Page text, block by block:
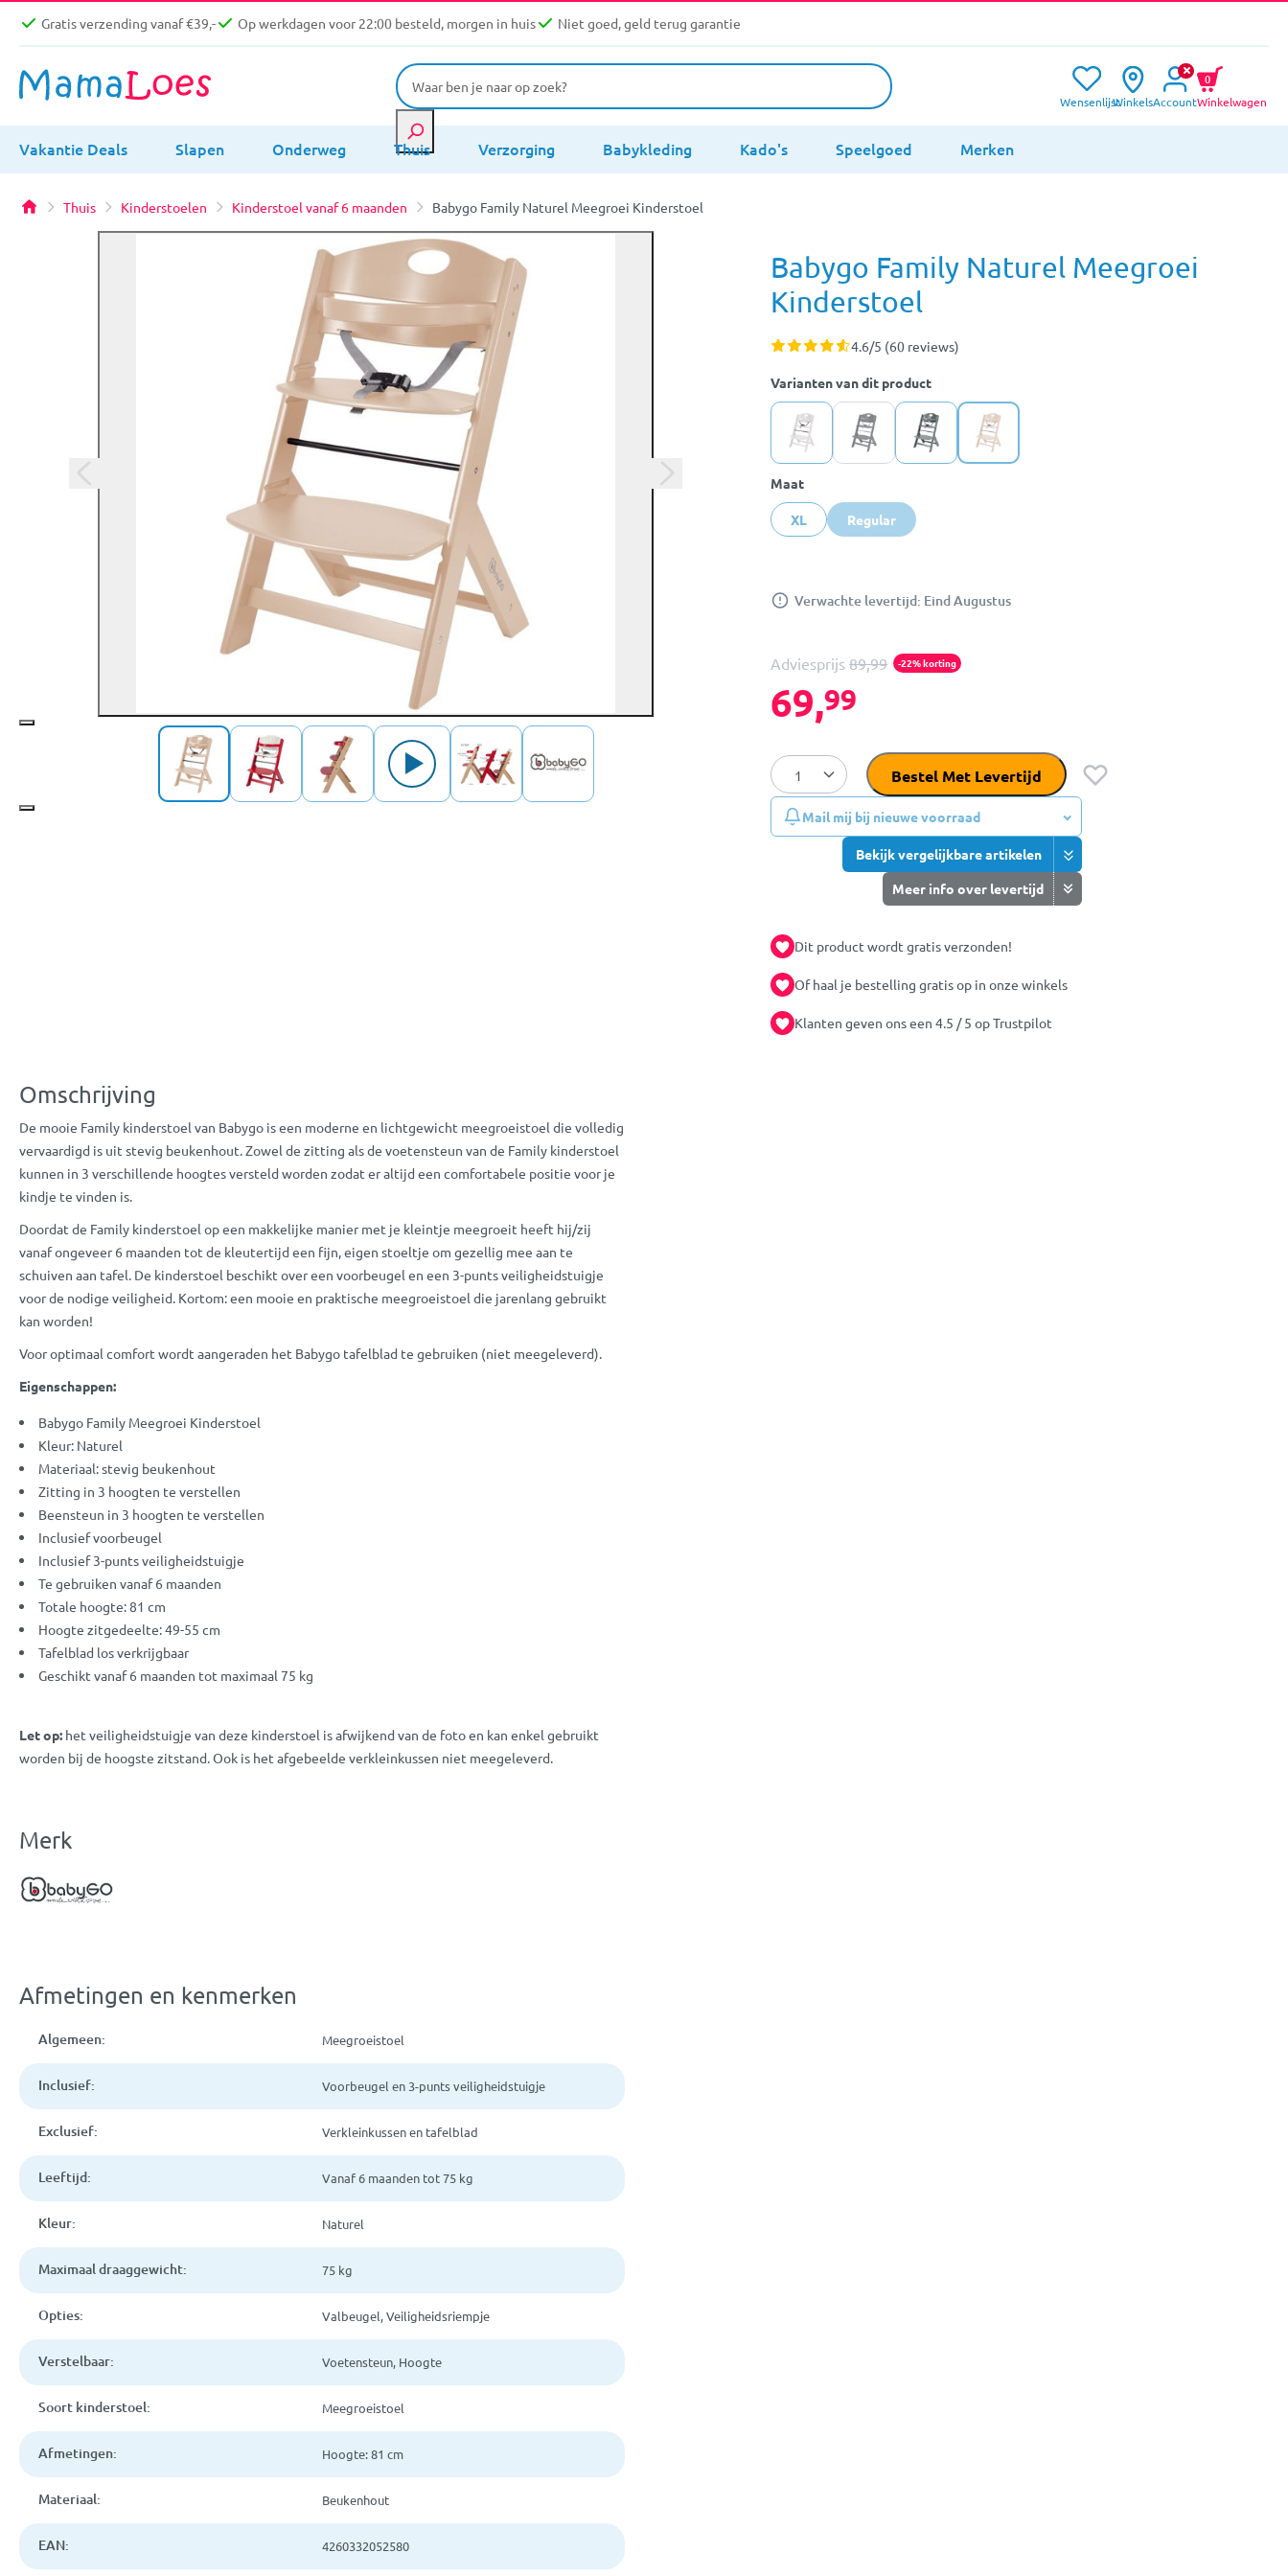
Gratis verzending vanaf €39,- Op werkdagen voor 22:00 besteld, morgen in huis Niet goed, geld terug garantie
WensenlijstWinkelsAccountWinkelwagen
0
Vakantie Deals Slapen Onderweg Thuis Verzorging Babykleding Kado's Speelgoed Merken
Thuis Kinderstoelen Kinderstoel vanaf 6 maanden Babygo Family Naturel Meegroei Kinderstoel
Babygo Family Naturel Meegroei
Kinderstoel
4.6/5 (60 reviews)
Varianten van dit product
Maat
XL Regular
Verwachte levertijd: Eind Augustus
Adviesprijs 89,99 -22% korting
69,99
Bestel Met Levertijd
Mail mij bij nieuwe voorraad
Bekijk vergelijkbare artikelen
Meer info over levertijd
Dit product wordt gratis verzonden!
Of haal je bestelling gratis op in onze winkels
Klanten geven ons een 4.5 / 5 op Trustpilot
Omschrijving
De mooie Family kinderstoel van Babygo is een moderne en lichtgewicht meegroeistoel die volledig
vervaardigd is uit stevig beukenhout. Zowel de zitting als de voetensteun van de Family kinderstoel
kunnen in 3 verschillende hoogtes versteld worden zodat er altijd een comfortabele positie voor je
kindje te vinden is.
Doordat de Family kinderstoel op een makkelijke manier met je kleintje meegroeit heeft hij/zij
vanaf ongeveer 6 maanden tot de kleutertijd een fijn, eigen stoeltje om gezellig mee aan te
schuiven aan tafel. De kinderstoel beschikt over een voorbeugel en een 3-punts veiligheidstuigje
voor de nodige veiligheid. Kortom: een mooie en praktische meegroeistoel die jarenlang gebruikt
kan worden!
Voor optimaal comfort wordt aangeraden het Babygo tafelblad te gebruiken (niet meegeleverd).
Eigenschappen:
Babygo Family Meegroei Kinderstoel
Kleur: Naturel
Materiaal: stevig beukenhout
Zitting in 3 hoogten te verstellen
Beensteun in 3 hoogten te verstellen
Inclusief voorbeugel
Inclusief 3-punts veiligheidstuigje
Te gebruiken vanaf 6 maanden
Totale hoogte: 81 cm
Hoogte zitgedeelte: 49-55 cm
Tafelblad los verkrijgbaar
Geschikt vanaf 6 maanden tot maximaal 75 kg
Let op: het veiligheidstuigje van deze kinderstoel is afwijkend van de foto en kan enkel gebruikt
worden bij de hoogste zitstand. Ook is het afgebeelde verkleinkussen niet meegeleverd.
Merk
Afmetingen en kenmerken
Algemeen: Meegroeistoel
Inclusief: Voorbeugel en 3-punts veiligheidstuigje
Exclusief: Verkleinkussen en tafelblad
Leeftijd: Vanaf 6 maanden tot 75 kg
Kleur: Naturel
Maximaal draaggewicht: 75 kg
Opties: Valbeugel, Veiligheidsriempje
Verstelbaar: Voetensteun, Hoogte
Soort kinderstoel: Meegroeistoel
Afmetingen: Hoogte: 81 cm
Materiaal: Beukenhout
EAN: 4260332052580